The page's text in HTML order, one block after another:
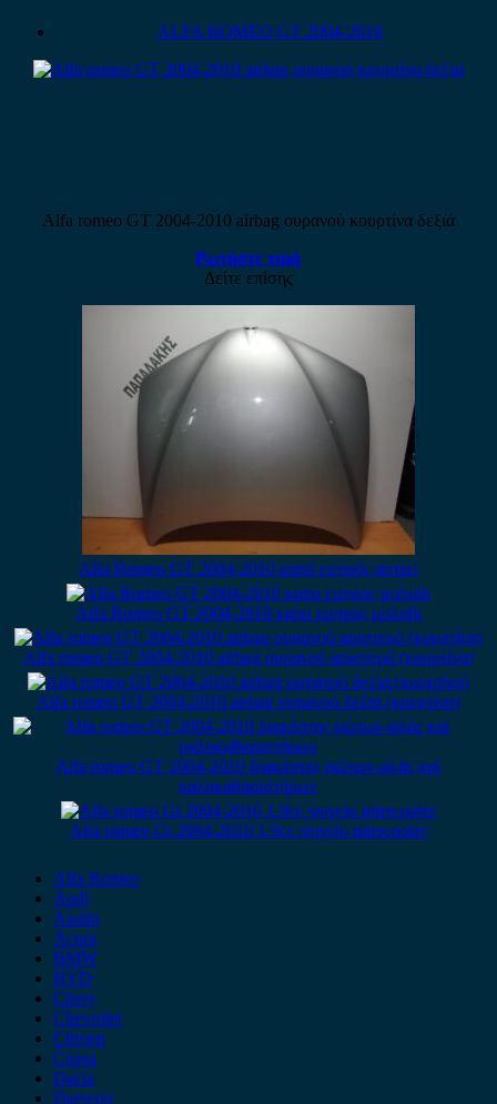
ALFA ROMEO GT 2004-2010
Alfa romeo GT 2004-2010 airbag ουρανού κουρτίνα δεξιά
Ρωτήστε τιμή
Δείτε επίσης
Alfa Romeo GT 2004-2010 καπό εμπρός ασημί
Alfa Romeo GT 2004-2010 καπο εμπρος μολυβι
Alfa romeo GT 2004-2010 airbag ουρανού αριστερό (κουρτίνα)
Alfa romeo GT 2004-2010 airbag ουρανού δεξιά (κουρτίνα)
Alfa romeo GT 2004-2010 διακόπτης φώτων-φλάς καί
υαλοκαθαριστήρων
Alfa romeo Gt 2004-2010 1.9cc ψυγείο intercooler
Alfa Romeo
Audi
Austin
Acura
BMW
BYD
Chery
Chevrolet
Citroen
Cupra
Dacia
Daewoo